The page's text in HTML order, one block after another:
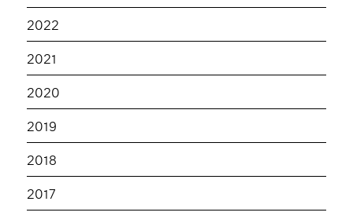
2022
2021
2020
2019
2018
2017